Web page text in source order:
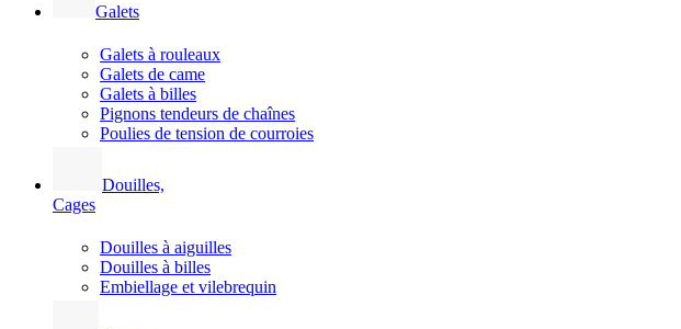
Galets
Galets à rouleaux
Galets de came
Galets à billes
Pignons tendeurs de chaînes
Poulies de tension de courroies
Douilles,
Cages
Douilles à aiguilles
Douilles à billes
Embiellage et vilebrequin